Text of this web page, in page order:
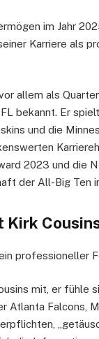
im Jahr
Karriere als
allem als
bekannt. Er
und die
2023 und die
der All-Big Ten
Kirk
professioneller
mit, er fühle
Atlanta Falcons,